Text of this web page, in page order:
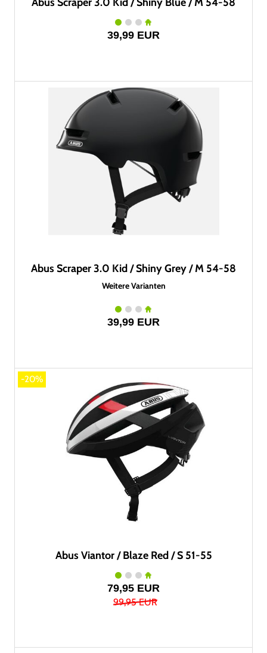
39,99 EUR
Abus Scraper 3.0 Kid / Shiny Grey / M 54-58
Weitere Varianten
39,99 EUR
-20%
Abus Viantor / Blaze Red / S 51-55
79,95 EUR
99,95 EUR